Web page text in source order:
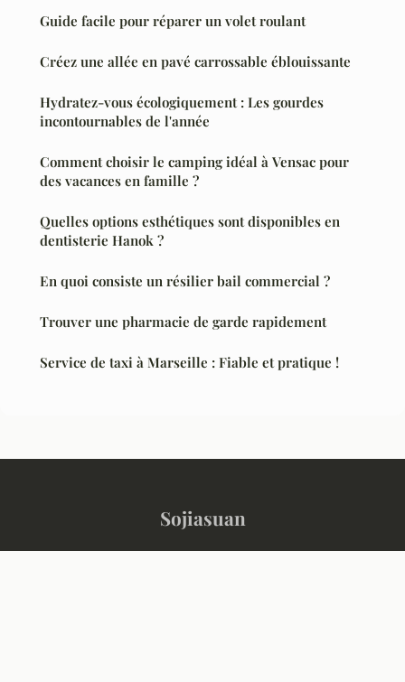
Guide facile pour réparer un volet roulant
Créez une allée en pavé carrossable éblouissante
Hydratez-vous écologiquement : Les gourdes
incontournables de l'année
Comment choisir le camping idéal à Vensac pour
des vacances en famille ?
Quelles options esthétiques sont disponibles en
dentisterie Hanok ?
En quoi consiste un résilier bail commercial ?
Trouver une pharmacie de garde rapidement
Service de taxi à Marseille : Fiable et pratique !
Sojiasuan